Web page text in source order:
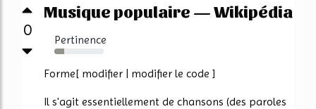
0
Musique populaire — Wikipédia
Pertinence
20%
Forme[ modifier | modifier le code ]
Il s'agit essentiellement de chansons (des paroles